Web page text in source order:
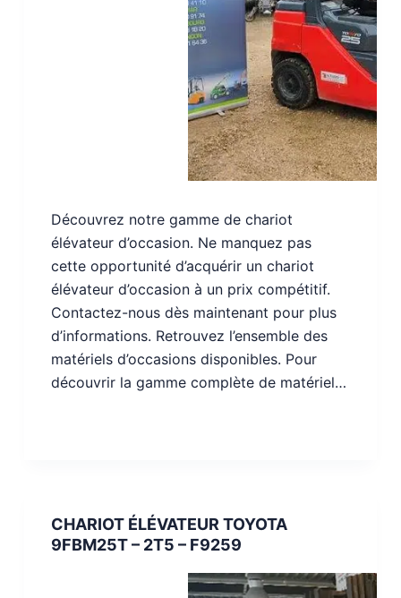
Découvrez notre gamme de chariot
élévateur d’occasion. Ne manquez pas
cette opportunité d’acquérir un chariot
élévateur d’occasion à un prix compétitif.
Contactez-nous dès maintenant pour plus
d’informations. Retrouvez l’ensemble des
matériels d’occasions disponibles. Pour
découvrir la gamme complète de matériel…
CHARIOT ÉLÉVATEUR TOYOTA
9FBM25T – 2T5 – F9259